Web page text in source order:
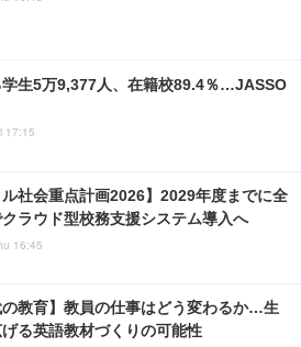
学生5万9,377人、在籍校89.4％…JASSO
17:15
ル社会重点計画2026】2029年度までに全
クラウド型校務支援システム導入へ
16:45
の教育】教員の仕事はどう変わるか…生
る英語教材づくりの可能性